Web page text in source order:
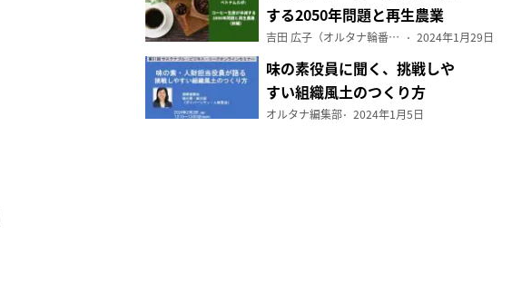
する2050年問題と再生農業
（前編）
吉田 広子（オルタナ輪番編集長） 2024年1月29日
味の素役員に聞く、挑戦しや
すい組織風土のつくり方
オルタナ編集部 2024年1月5日